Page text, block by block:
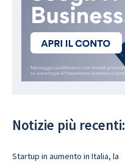
Notizie più recenti:
Startup in aumento in Italia, la